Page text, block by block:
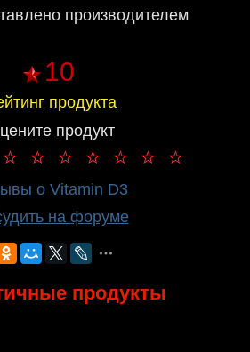
производителем
10
продукта
продукт
о Vitamin D3
на форуме
продукты